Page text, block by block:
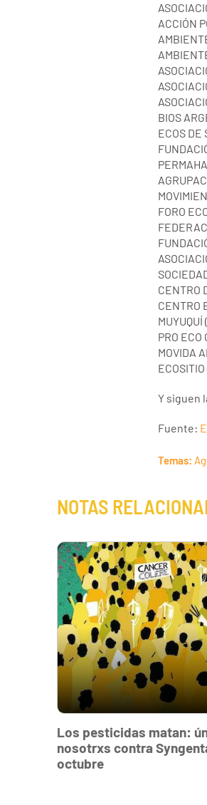
ACCIÓN
BIOS
ECOS
FORO
CENTRO
CENTRO
PRO
MOVIDA
Y siguen
Fuente:
Temas:
NOTAS
Los pesticidas matan:
nosotrxs contra
octubre